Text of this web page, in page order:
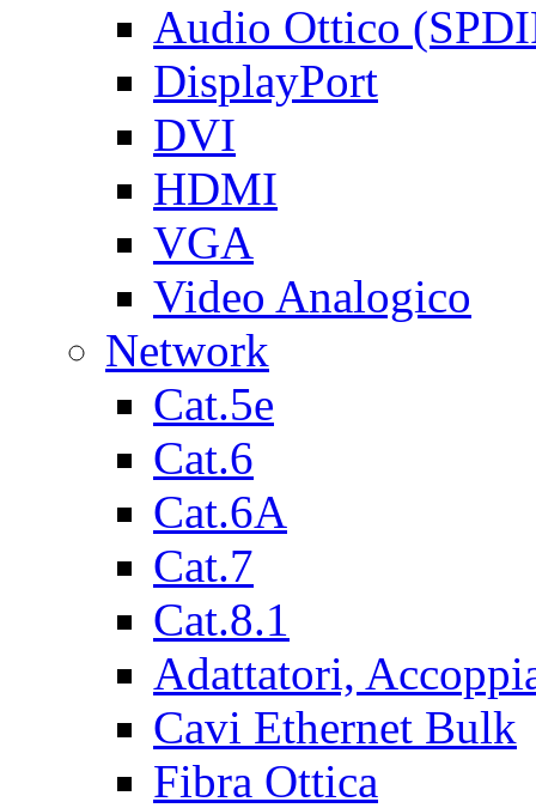
Audio Ottico
DisplayPort
DVI
HDMI
VGA
Video Analogico
Network
Cat.5e
Cat.6
Cat.6A
Cat.7
Cat.8.1
Adattatori,
Cavi Ethernet Bulk
Fibra Ottica